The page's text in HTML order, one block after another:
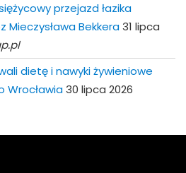
przejazd łazika
Bekkera31 lipca
dietę i nawyki żywieniowe
Wrocławia30 lipca 2026